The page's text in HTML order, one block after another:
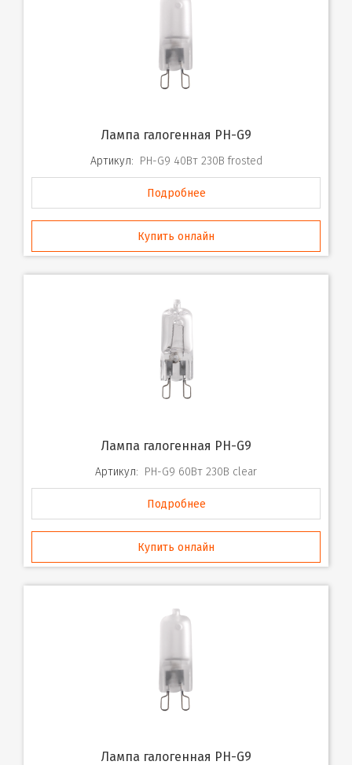
Лампа галогенная PH-G9
Артикул: PH-G9 40Вт 230В frosted
Подробнее
Купить онлайн
Лампа галогенная PH-G9
Артикул: PH-G9 60Вт 230В clear
Подробнее
Купить онлайн
Лампа галогенная PH-G9